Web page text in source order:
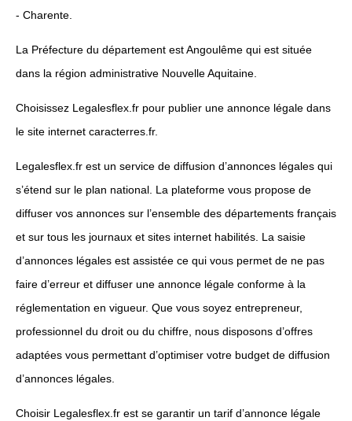
- Charente.
La Préfecture du département est Angoulême qui est située
dans la région administrative Nouvelle Aquitaine.
Choisissez Legalesflex.fr pour publier une annonce légale dans
le site internet caracterres.fr.
Legalesflex.fr est un service de diffusion d’annonces légales qui
s’étend sur le plan national. La plateforme vous propose de
diffuser vos annonces sur l’ensemble des départements français
et sur tous les journaux et sites internet habilités. La saisie
d’annonces légales est assistée ce qui vous permet de ne pas
faire d’erreur et diffuser une annonce légale conforme à la
réglementation en vigueur. Que vous soyez entrepreneur,
professionnel du droit ou du chiffre, nous disposons d’offres
adaptées vous permettant d’optimiser votre budget de diffusion
d’annonces légales.
Choisir Legalesflex.fr est se garantir un tarif d’annonce légale